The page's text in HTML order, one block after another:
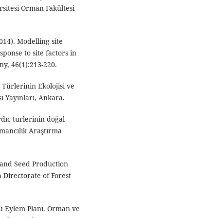
Orman Fakültesi
Modelling site
to site factors in
46(1):213-220.
Türlerinin Ekolojisi ve
Ankara.
turlerinin doğal
Araştırma
Seed Production
Directorate of Forest
Eylem Planı. Orman ve